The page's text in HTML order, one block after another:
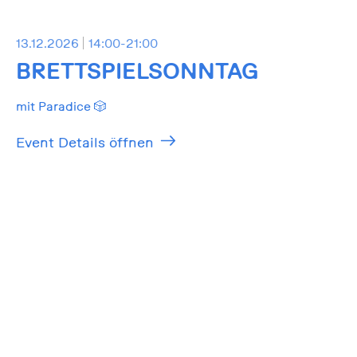
13.12.2026 14:00-21:00
BRETTSPIELSONNTAG
mit Paradice 🎲
Event Details öffnen